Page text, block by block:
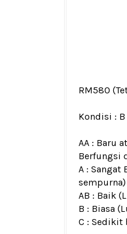
RM580
Kondisi : B
AA : Baru
Berfungsi
A : Sangat
sempurna)
AB : Baik
B : Biasa
C : Sedikit